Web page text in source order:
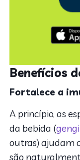
Benefícios
Fortalece a
A princípio, as
da bebida (
outras) ajudam
são